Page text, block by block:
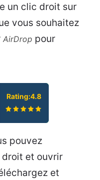
un clic droit sur
vous souhaitez
AirDrop pour
Rating:4.8
pouvez
et ouvrir
et